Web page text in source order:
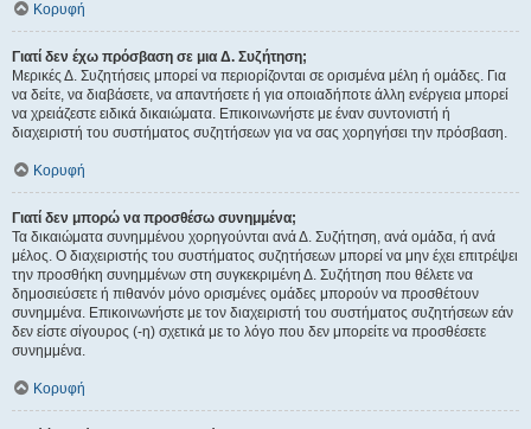
Κορυφή
Γιατί δεν έχω πρόσβαση σε μια Δ. Συζήτηση;
Μερικές Δ. Συζητήσεις μπορεί να περιορίζονται σε ορισμένα μέλη ή ομάδες. Για
να δείτε, να διαβάσετε, να απαντήσετε ή για οποιαδήποτε άλλη ενέργεια μπορεί
να χρειάζεστε ειδικά δικαιώματα. Επικοινωνήστε με έναν συντονιστή ή
διαχειριστή του συστήματος συζητήσεων για να σας χορηγήσει την πρόσβαση.
Κορυφή
Γιατί δεν μπορώ να προσθέσω συνημμένα;
Τα δικαιώματα συνημμένου χορηγούνται ανά Δ. Συζήτηση, ανά ομάδα, ή ανά
μέλος. Ο διαχειριστής του συστήματος συζητήσεων μπορεί να μην έχει επιτρέψει
την προσθήκη συνημμένων στη συγκεκριμένη Δ. Συζήτηση που θέλετε να
δημοσιεύσετε ή πιθανόν μόνο ορισμένες ομάδες μπορούν να προσθέτουν
συνημμένα. Επικοινωνήστε με τον διαχειριστή του συστήματος συζητήσεων εάν
δεν είστε σίγουρος (-η) σχετικά με το λόγο που δεν μπορείτε να προσθέσετε
συνημμένα.
Κορυφή